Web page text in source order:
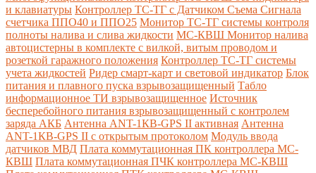
и клавиатуры Контроллер ТС-ТГ с Датчиком Съема Сигнала
счетчика ППО40 и ППО25 Монитор ТС-ТГ системы контроля
полноты налива и слива жидкости МС-КВШ Монитор налива
автоцистерны в комплекте с вилкой, витым проводом и
розеткой гаражного положения Контроллер ТС-ТГ системы
учета жидкостей Ридер смарт-карт и световой индикатор Блок
питания и плавного пуска взрывозащищенный Табло
информационное ТИ взрывозащищенное Источник
бесперебойного питания взрывозащищенный с контролем
заряда АКБ Антенна ANT-1КВ-GPS II активная Антенна
ANT-1КВ-GPS II с открытым протоколом Модуль ввода
датчиков МВД Плата коммутационная ПК контроллера МС-
КВШ Плата коммутационная ПЧК контроллера МС-КВШ